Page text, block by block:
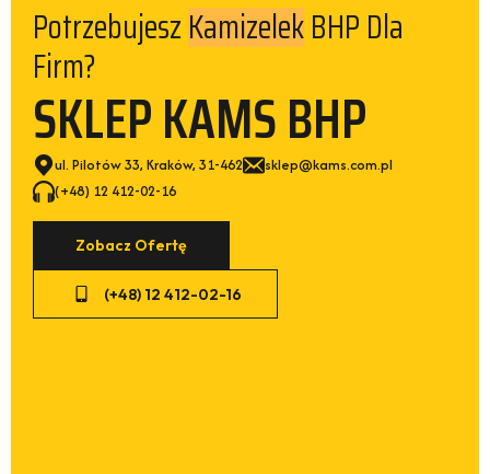
Potrzebujesz KamizelekBHP Dla
Firm?
SKLEP KAMS BHP
ul. Pilotów 33, Kraków, 31-462
sklep@kams.com.pl
(+48) 12 412-02-16
Zobacz Ofertę
(+48) 12 412-02-16